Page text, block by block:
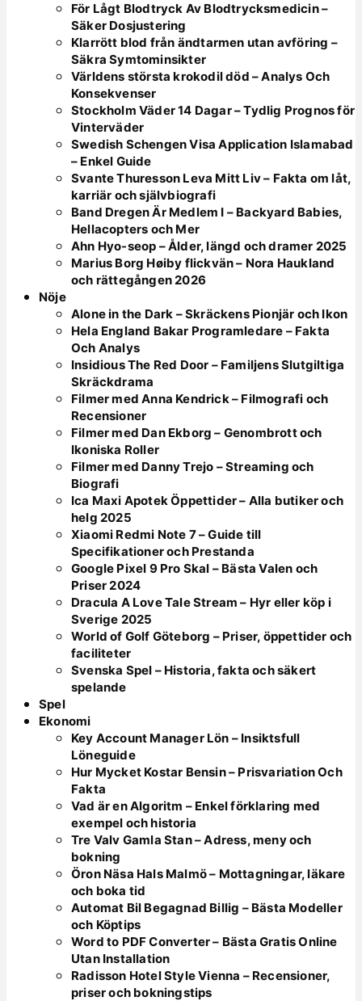
För Lågt Blodtryck Av Blodtrycksmedicin –
Säker Dosjustering
Klarrött blod från ändtarmen utan avföring –
Säkra Symtominsikter
Världens största krokodil död – Analys Och
Konsekvenser
Stockholm Väder 14 Dagar – Tydlig Prognos för
Vinterväder
Swedish Schengen Visa Application Islamabad
– Enkel Guide
Svante Thuresson Leva Mitt Liv – Fakta om låt,
karriär och självbiografi
Band Dregen Är Medlem I – Backyard Babies,
Hellacopters och Mer
Ahn Hyo-seop – Ålder, längd och dramer 2025
Marius Borg Høiby flickvän – Nora Haukland
och rättegången 2026
Nöje
Alone in the Dark – Skräckens Pionjär och Ikon
Hela England Bakar Programledare – Fakta
Och Analys
Insidious The Red Door – Familjens Slutgiltiga
Skräckdrama
Filmer med Anna Kendrick – Filmografi och
Recensioner
Filmer med Dan Ekborg – Genombrott och
Ikoniska Roller
Filmer med Danny Trejo – Streaming och
Biografi
Ica Maxi Apotek Öppettider – Alla butiker och
helg 2025
Xiaomi Redmi Note 7 – Guide till
Specifikationer och Prestanda
Google Pixel 9 Pro Skal – Bästa Valen och
Priser 2024
Dracula A Love Tale Stream – Hyr eller köp i
Sverige 2025
World of Golf Göteborg – Priser, öppettider och
faciliteter
Svenska Spel – Historia, fakta och säkert
spelande
Spel
Ekonomi
Key Account Manager Lön – Insiktsfull
Löneguide
Hur Mycket Kostar Bensin – Prisvariation Och
Fakta
Vad är en Algoritm – Enkel förklaring med
exempel och historia
Tre Valv Gamla Stan – Adress, meny och
bokning
Öron Näsa Hals Malmö – Mottagningar, läkare
och boka tid
Automat Bil Begagnad Billig – Bästa Modeller
och Köptips
Word to PDF Converter – Bästa Gratis Online
Utan Installation
Radisson Hotel Style Vienna – Recensioner,
priser och bokningstips